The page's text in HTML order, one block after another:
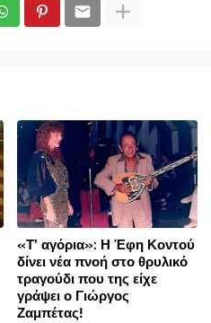
«Τ’ αγόρια»: Η Έφη Κοντού
δίνει νέα πνοή στο θρυλικό
τραγούδι που της είχε
γράψει ο Γιώργος
Ζαμπέτας!